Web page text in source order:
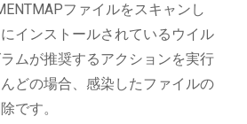
ファイルをスキャンし
インストールされているウイル
ムが推奨するアクションを実行
どの場合、感染したファイルの
です。